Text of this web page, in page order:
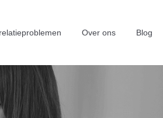
Over ons Blog